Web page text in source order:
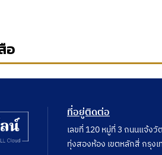
อ
ที่อยู่ติดต่อ
เลขที่ 120 หมู่ที่ 3 ถนนแจ้ง
ทุ่งสองห้อง เขตหลักสี่ กรุง